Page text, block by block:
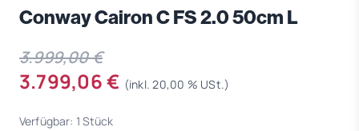
Conway Cairon C FS 2.0 50cm L
3.999,00 €
3.799,06 € (inkl. 20,00 % USt.)
Verfügbar: 1 Stück